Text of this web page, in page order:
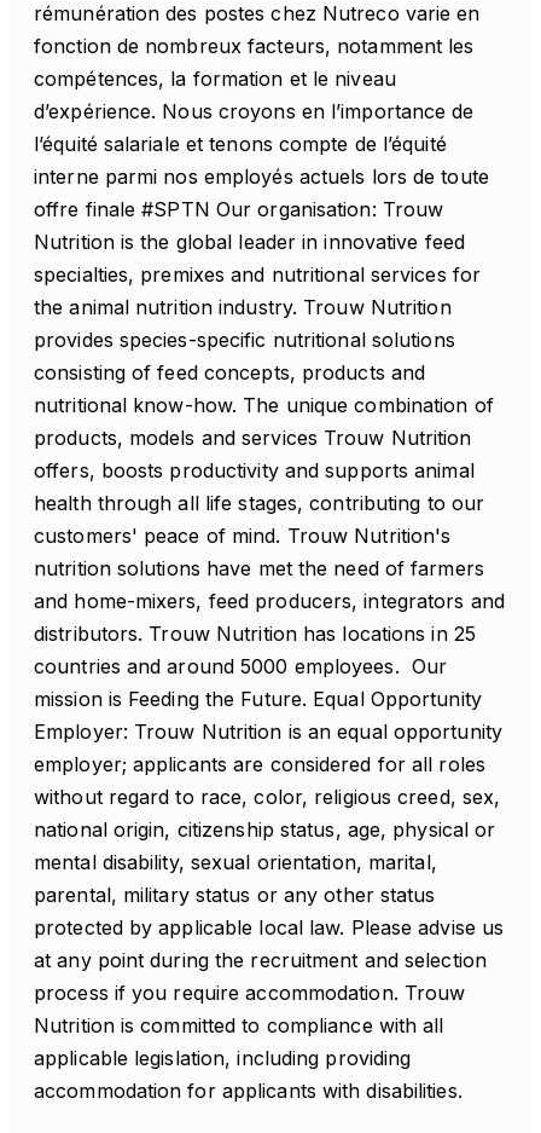
rémunération des postes chez Nutreco varie en
fonction de nombreux facteurs, notamment les
compétences, la formation et le niveau
d’expérience. Nous croyons en l’importance de
l’équité salariale et tenons compte de l’équité
interne parmi nos employés actuels lors de toute
offre finale #SPTN Our organisation: Trouw
Nutrition is the global leader in innovative feed
specialties, premixes and nutritional services for
the animal nutrition industry. Trouw Nutrition
provides species-specific nutritional solutions
consisting of feed concepts, products and
nutritional know-how. The unique combination of
products, models and services Trouw Nutrition
offers, boosts productivity and supports animal
health through all life stages, contributing to our
customers' peace of mind. Trouw Nutrition's
nutrition solutions have met the need of farmers
and home-mixers, feed producers, integrators and
distributors. Trouw Nutrition has locations in 25
countries and around 5000 employees. Our
mission is Feeding the Future. Equal Opportunity
Employer: Trouw Nutrition is an equal opportunity
employer; applicants are considered for all roles
without regard to race, color, religious creed, sex,
national origin, citizenship status, age, physical or
mental disability, sexual orientation, marital,
parental, military status or any other status
protected by applicable local law. Please advise us
at any point during the recruitment and selection
process if you require accommodation. Trouw
Nutrition is committed to compliance with all
applicable legislation, including providing
accommodation for applicants with disabilities.